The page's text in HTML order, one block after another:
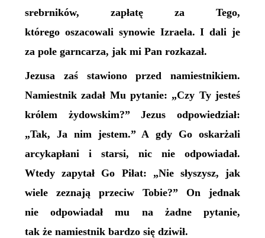
srebrników, zapłatę za Tego,
którego oszacowali synowie Izraela. I dali je
za pole garncarza, jak mi Pan rozkazał.
Jezusa zaś stawiono przed namiestnikiem.
Namiestnik zadał Mu pytanie: „Czy Ty jesteś
królem żydowskim?” Jezus odpowiedział:
„Tak, Ja nim jestem.” A gdy Go oskarżali
arcykapłani i starsi, nic nie odpowiadał.
Wtedy zapytał Go Piłat: „Nie słyszysz, jak
wiele zeznają przeciw Tobie?” On jednak
nie odpowiadał mu na żadne pytanie,
tak że namiestnik bardzo się dziwił.